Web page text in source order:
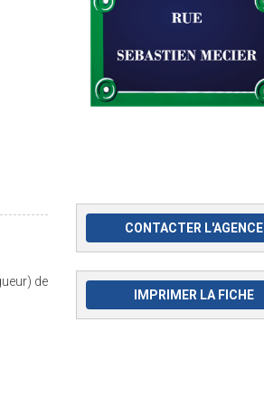
de
CONTACTER L'AGENCE
IMPRIMER LA FICHE